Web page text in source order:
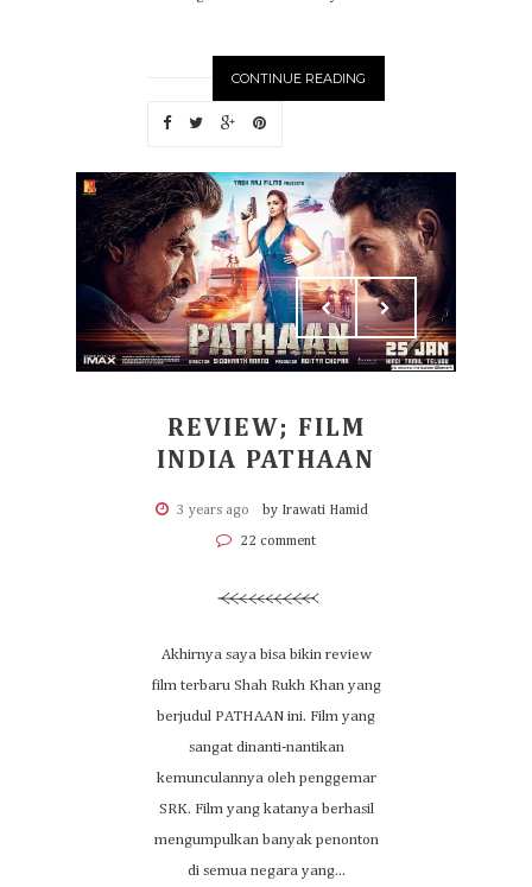
CONTINUE READING
REVIEW; FILM
INDIA PATHAAN
3 years ago by Irawati Hamid
22 comment
Akhirnya saya bisa bikin review
film terbaru Shah Rukh Khan yang
berjudul PATHAAN ini. Film yang
sangat dinanti-nantikan
kemunculannya oleh penggemar
SRK. Film yang katanya berhasil
mengumpulkan banyak penonton
di semua negara yang...